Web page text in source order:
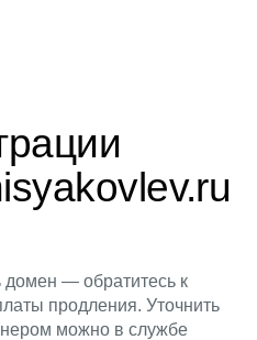
домен — обратитесь к
продления. Уточнить
можно в службе